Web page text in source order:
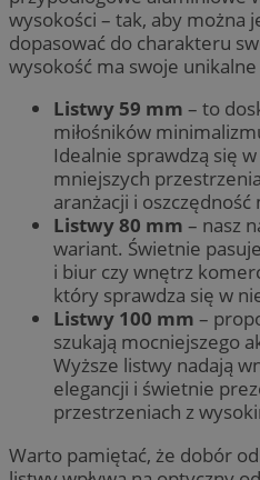
wysokości – tak, aby można
dopasować do charakteru
wysokość ma swoje
Listwy 59 mm – to
miłośników
Idealnie sprawdzą się
mniejszych
aranżacji i oszczędność
Listwy 80 mm – nasz
wariant. Świetnie
i biur czy wnętrz
który sprawdza się w
Listwy 100 mm –
szukają mocniejszego
Wyższe listwy nadają
elegancji i świetnie
przestrzeniach z
Warto pamiętać, że dobór